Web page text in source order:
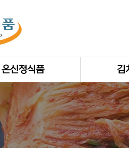
온신정식품 김